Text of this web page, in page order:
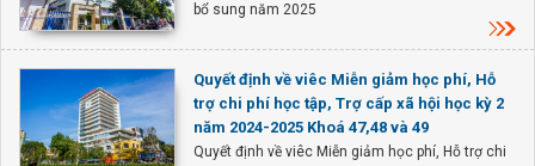
bổ sung năm 2025
Quyết định về viêc Miễn giảm học phí, Hỗ
trợ chi phí học tập, Trợ cấp xã hội học kỳ 2
năm 2024-2025 Khoá 47,48 và 49
Quyết định về viêc Miễn giảm học phí, Hỗ trợ chi